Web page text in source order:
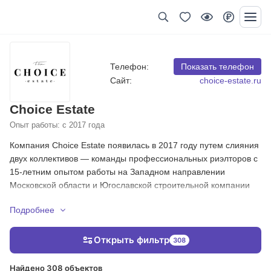
Телефон:
Показать телефон
Сайт:
choice-estate.ru
Choice Estate
Опыт работы: с 2017 года
Компания Choice Estate появилась в 2017 году путем слияния
двух коллективов — команды профессиональных риэлторов с
15-летним опытом работы на Западном направлении
Московской области и Югославской строительной компании
за этот период построили и реконструировали около 100
объектов. В списке клиентов большое количество известных
политиков, бизнесменов, звезд шоу бизнеса, актеров,
спортсменов. Сегодня в команде Choice Estate собраны
лучшие отечественные и иностранные специалисты своего
Подробнее
Найдено 308 объектов
Открыть фильтр 308